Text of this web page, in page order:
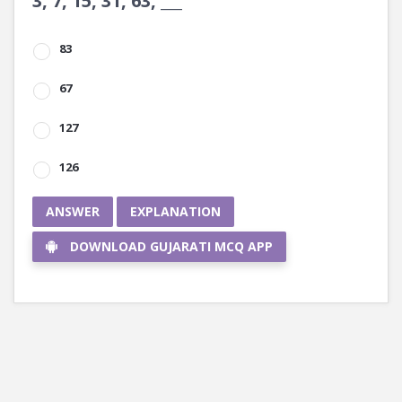
83
67
127
126
ANSWER EXPLANATION
DOWNLOAD GUJARATI MCQ APP